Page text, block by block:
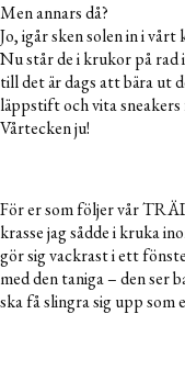
Men annars då?
Jo, igår sken solen in i
Nu står de i krukor på rad
till det är dags att bära ut
läppstift och vita
Vårtecken ju!
För er som följer vår
krasse jag sådde i kruka
gör sig vackrast i ett
med den taniga – den ser
ska få slingra sig upp